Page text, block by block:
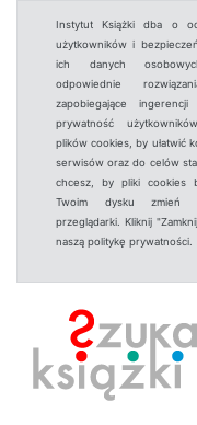
Instytut Książki dba o
użytkowników i
ich danych
odpowiednie
zapobiegające
prywatność
plików cookies, by ułatwić
serwisów oraz do celów
chcesz, by pliki cookies
Twoim dysku zmień
przeglądarki. Kliknij
naszą politykę prywatności.